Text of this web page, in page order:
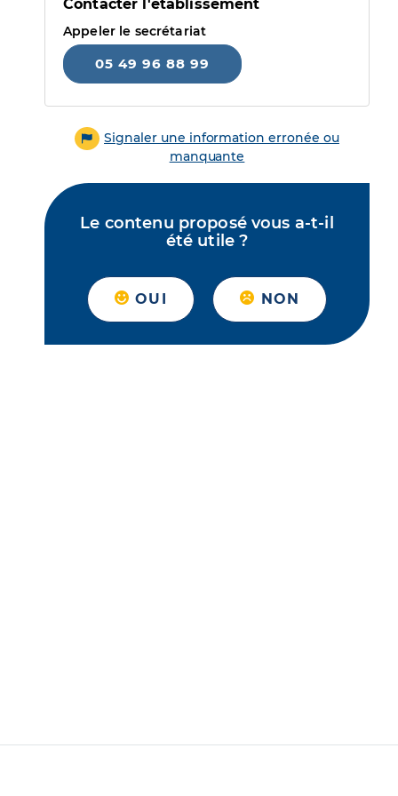
Contacter l'établissement
Appeler le secrétariat
05 49 96 88 99
Signaler une information erronée ou
manquante
Le contenu proposé vous a-t-il
été utile ?
OUI NON